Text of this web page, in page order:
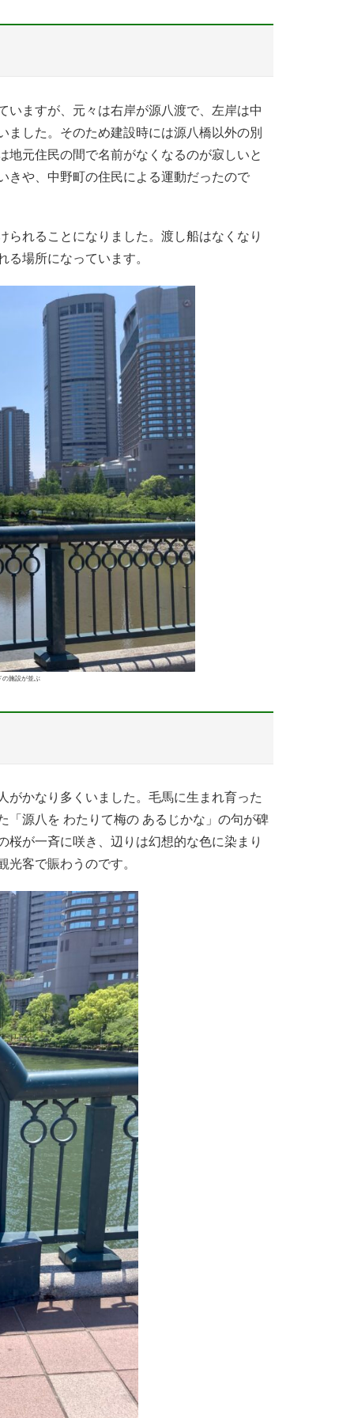
ますが、元々は右岸が源八渡で、左岸は中
した。そのため建設時には源八橋以外の別
元住民の間で名前がなくなるのが寂しいと
きや、中野町の住民による運動だったので
れることになりました。渡し船はなくなり
場所になっています。
の施設が並ぶ
かなり多くいました。毛馬に生まれ育った
「源八を わたりて梅の あるじかな」の句が碑
が一斉に咲き、辺りは幻想的な色に染まり
客で賑わうのです。